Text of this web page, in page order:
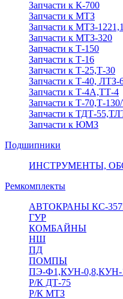
Запчасти к К-700
Запчасти к МТЗ
Запчасти к МТЗ-
Запчасти к МТЗ-320
Запчасти к Т-150
Запчасти к Т-16
Запчасти к Т-25,Т-30
Запчасти к Т-40, ЛТЗ-
Запчасти к Т-4А,ТТ-4
Запчасти к Т-70,Т-
Запчасти к ТДТ-
Запчасти к ЮМЗ
Подшипники
ИНСТРУМЕНТЫ,
Ремкомплекты
АВТОКРАНЫ КС-
ГУР
КОМБАЙНЫ
НШ
ПД
ПОМПЫ
ПЭ-Ф1,КУН-0,8,КУН-
Р/К ДТ-75
Р/К МТЗ